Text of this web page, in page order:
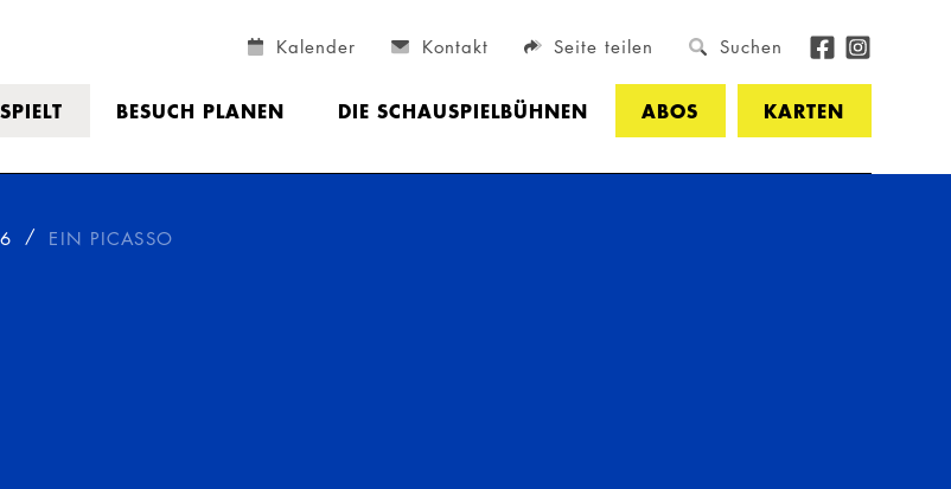
Kalender Kontakt Seite teilen Suchen
BESUCH PLANEN DIE SCHAUSPIELBÜHNEN ABOS KARTEN
EIN PICASSO